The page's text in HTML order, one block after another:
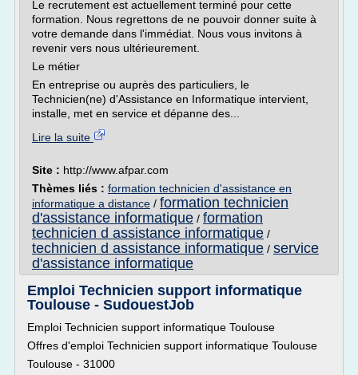
Le recrutement est actuellement terminé pour cette
formation. Nous regrettons de ne pouvoir donner suite à
votre demande dans l'immédiat. Nous vous invitons à
revenir vers nous ultérieurement.
Le métier
En entreprise ou auprès des particuliers, le
Technicien(ne) d'Assistance en Informatique intervient,
installe, met en service et dépanne des...
Lire la suite
Site : http://www.afpar.com
Thèmes liés : formation technicien d'assistance en
informatique a distance / formation technicien
d'assistance informatique / formation
technicien d assistance informatique /
technicien d assistance informatique / service
d'assistance informatique
Emploi Technicien support informatique
Toulouse - SudouestJob
Emploi Technicien support informatique Toulouse
Offres d'emploi Technicien support informatique Toulouse
Toulouse - 31000